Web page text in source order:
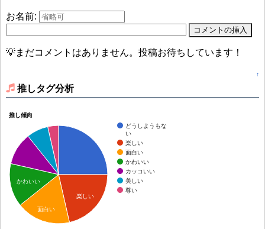
お名前:
💡まだコメントはありません。投稿お待ちしています！
↑
推しタグ分析
推し傾向
どうしようもな
い
楽しい
面白い
かわいい
カッコいい
美しい
尊い
楽しい
かわいい
面白い